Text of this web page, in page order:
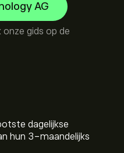
dagelijkse
hun 3-maandelijks
AG
gids op de